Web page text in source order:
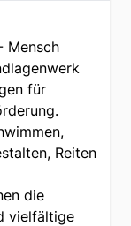
Mensch
für
Reiten
die
vielfältige